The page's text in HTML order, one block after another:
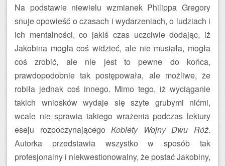
Na podstawie niewielu wzmianek Philippa Gregory
snuje opowieść o czasach i wydarzeniach, o ludziach i
ich mentalności, co jakiś czas uczciwie dodając, iż
Jakobina mogła coś widzieć, ale nie musiała, mogła
coś zrobić, ale nie jest to pewne do końca,
prawdopodobnie tak postępowała, ale możliwe, że
robiła jednak coś innego. Mimo tego, iż wyciąganie
takich wniosków wydaje się szyte grubymi nićmi,
wcale nie sprawia takiego wrażenia podczas lektury
eseju rozpoczynającegoKobiety Wojny Dwu Róż.
Autorka przedstawia wszystko w sposób tak
profesjonalny i niekwestionowalny, że postać Jakobiny,